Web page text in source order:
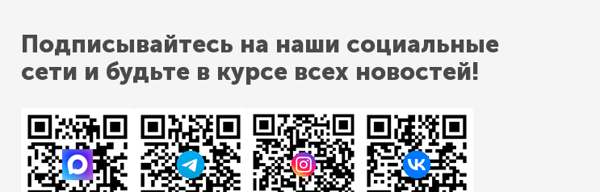
Подписывайтесь на наши социальные
сети и будьте в курсе всех новостей!